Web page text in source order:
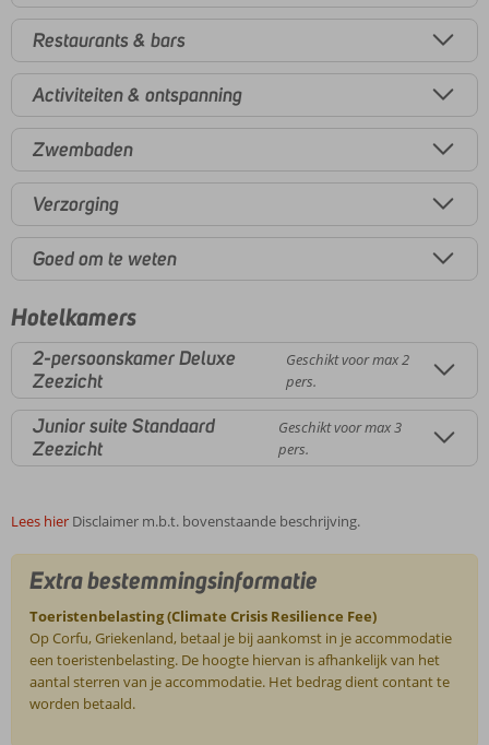
Restaurants & bars
Activiteiten & ontspanning
Zwembaden
Verzorging
Goed om te weten
Hotelkamers
2-persoonskamer Deluxe
Zeezicht
Geschikt voor max 2
pers.
Junior suite Standaard
Zeezicht
Geschikt voor max 3
pers.
Lees hier Disclaimer m.b.t. bovenstaande beschrijving.
Extra bestemmingsinformatie
Toeristenbelasting (Climate Crisis Resilience Fee)
Op Corfu, Griekenland, betaal je bij aankomst in je accommodatie
een toeristenbelasting. De hoogte hiervan is afhankelijk van het
aantal sterren van je accommodatie. Het bedrag dient contant te
worden betaald.